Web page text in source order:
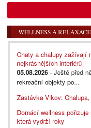
WELLNESS A RELAXACE
Chaty a chalupy zažívají
nejkrásnějších interiérů
05.08.2026 - Ještě před
rekreační objekty po...
Zastávka Vlkov:
Domácí wellness
která vydrží roky